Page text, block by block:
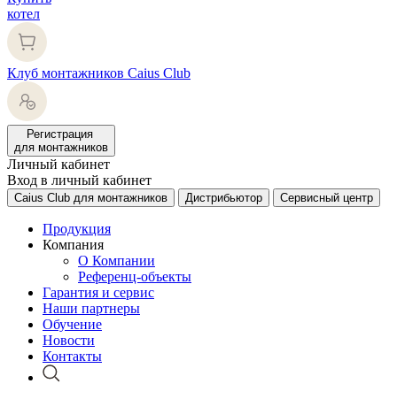
котел
Клуб монтажников Caius Club
Регистрация
для монтажников
Личный кабинет
Вход в личный кабинет
Caius Club для монтажников Дистрибьютор Сервисный центр
Продукция
Компания
О Компании
Референц-объекты
Гарантия и сервис
Наши партнеры
Обучение
Новости
Контакты